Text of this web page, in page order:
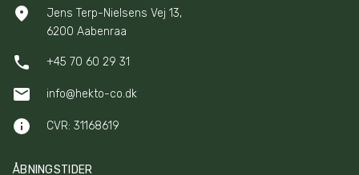
Jens Terp-Nielsens Vej 13,
6200 Aabenraa
+45 70 60 29 31
info@hekto-co.dk
CVR: 31168619
ÅBNINGSTIDER